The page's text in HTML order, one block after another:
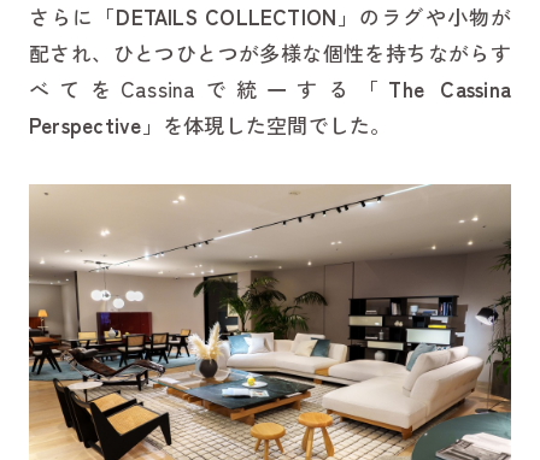
さらに「DETAILS COLLECTION 」のラグや小物が
配され、ひとつひとつが多様な個性を持ちながらす
べてをCassinaで統一する「 The Cassina
Perspective 」を体現した空間でした。